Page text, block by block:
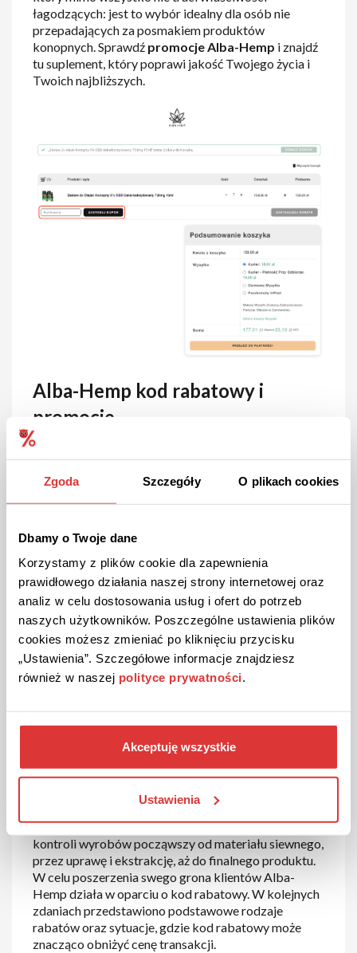
Zgoda Szczegóły O plikach cookies
Dbamy o Twoje dane
Korzystamy z plików cookie dla zapewnienia
prawidłowego działania naszej strony internetowej oraz
analiz w celu dostosowania usług i ofert do potrzeb
naszych użytkowników. Poszczególne ustawienia plików
cookies możesz zmieniać po kliknięciu przycisku
„Ustawienia”. Szczegółowe informacje znajdziesz
również w naszej polityce prywatności.
Akceptuję wszystkie
Ustawienia
łagodzących: jest to wybór idealny dla osób nie
przepadających za posmakiem produktów
konopnych. Sprawdź promocje Alba-Hemp i znajdź
tu suplement, który poprawi jakość Twojego życia i
Twoich najbliższych.
Alba-Hemp kod rabatowy i
promocje
CBD – wygodne w zażyciu, idealne dla osób
aktywnych, a także takich, które preferują inny
spróbować czegoś innego? Kup kryształ CBD, który
z powodzeniem można dodawać do olejów jadalnych,
czy kosmetyków. Poznaj kody rabatowe Alba-Hemp
i czerp z natury to, co najlepsze! Pogłębiaj swoją
wiedzę na temat produktów CBD i odzyskaj
wewnętrzną równowagę.
Kod rabatowy Alba-Hemp –
rodzaje i korzyści
Alba-Hemp to polski producent a zarazem
sprzedawca, którego produkty są w 100% naturalne.
pod pełnym nadzorem na polach zachodniej Polski.
Misją Alba-Hemp jest wzrost zadowolenia klientów
z naturalnych produktów. Właściciel marki Alba-
Hemp dba o najwyższą jakość produktów dzięki
kontroli wyrobów począwszy od materiału siewnego,
przez uprawę i ekstrakcję, aż do finalnego produktu.
W celu poszerzenia swego grona klientów Alba-
Hemp działa w oparciu o kod rabatowy. W kolejnych
zdaniach przedstawiono podstawowe rodzaje
rabatów oraz sytuacje, gdzie kod rabatowy może
znacząco obniżyć cenę transakcji.